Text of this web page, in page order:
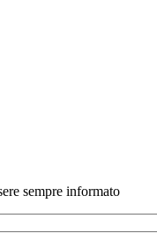
sempre informato